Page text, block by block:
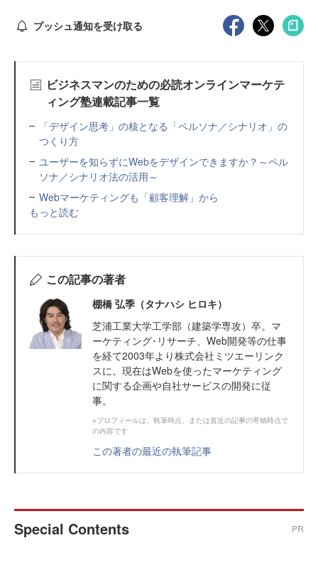
プッシュ通知を受け取る
ビジネスマンのための必読オンラインマーケテ
ィング塾連載記事一覧
「デザイン思考」の核となる「ペルソナ／シナリオ」の
つくり方
ユーザーを知らずにWebをデザインできますか？～ペル
ソナ／シナリオ法の活用～
Webマーケティングも「顧客理解」から
もっと読む
この記事の著者
棚橋 弘季（タナハシ ヒロキ）
芝浦工業大学工学部（建築学専攻）卒。マ
ーケティング･リサーチ、Web開発等の仕事
を経て2003年より株式会社ミツエーリンク
スに。現在はWebを使ったマーケティング
に関する企画や自社サービスの開発に従
事。
※プロフィールは、執筆時点、または直近の記事の寄稿時点で
の内容です
この著者の最近の執筆記事
Special Contents PR